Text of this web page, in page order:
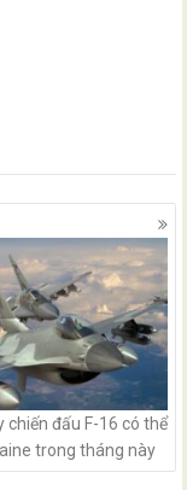
chiến đấu F-16 có thể
trong tháng này